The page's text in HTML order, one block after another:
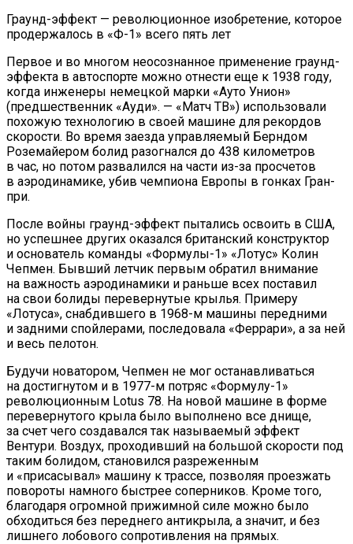
Граунд-эффект — революционное изобретение, которое
продержалось в «Ф-1» всего пять лет
Первое и во многом неосознанное применение граунд-
эффекта в автоспорте можно отнести еще к 1938 году,
когда инженеры немецкой марки «Ауто Унион»
(предшественник «Ауди». — «Матч ТВ») использовали
похожую технологию в своей машине для рекордов
скорости. Во время заезда управляемый Берндом
Роземайером болид разогнался до 438 километров
в час, но потом развалился на части из-за просчетов
в аэродинамике, убив чемпиона Европы в гонках Гран-
при.
После войны граунд-эффект пытались освоить в США,
но успешнее других оказался британский конструктор
и основатель команды «Формулы-1» «Лотус» Колин
Чепмен. Бывший летчик первым обратил внимание
на важность аэродинамики и раньше всех поставил
на свои болиды перевернутые крылья. Примеру
«Лотуса», снабдившего в 1968-м машины передними
и задними спойлерами, последовала «Феррари», а за ней
и весь пелотон.
Будучи новатором, Чепмен не мог останавливаться
на достигнутом и в 1977-м потряс «Формулу-1»
революционным Lotus 78. На новой машине в форме
перевернутого крыла было выполнено все днище,
за счет чего создавался так называемый эффект
Вентури. Воздух, проходивший на большой скорости под
таким болидом, становился разреженным
и «присасывал» машину к трассе, позволяя проезжать
повороты намного быстрее соперников. Кроме того,
благодаря огромной прижимной силе можно было
обходиться без переднего антикрыла, а значит, и без
лишнего лобового сопротивления на прямых.